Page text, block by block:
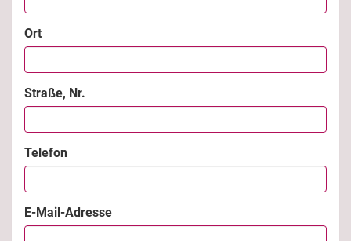
Ort
Straße, Nr.
Telefon
E-Mail-Adresse